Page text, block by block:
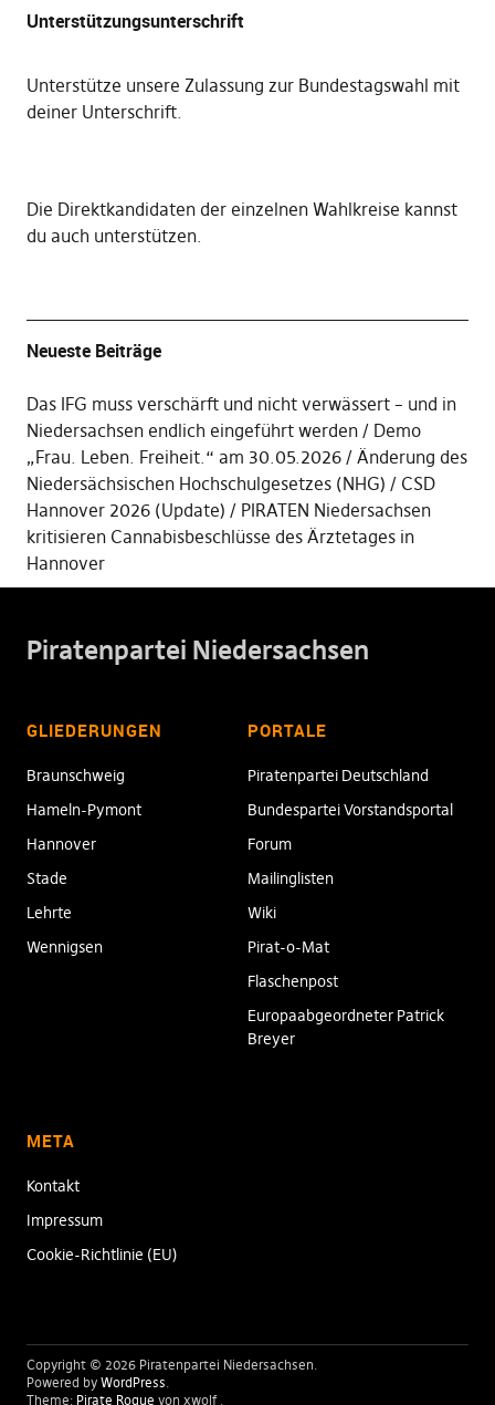
Unterstützungsunterschrift
Unterstütze unsere Zulassung zur Bundestagswahl mit
deiner Unterschrift.
Die Direktkandidaten der einzelnen Wahlkreise kannst
du auch unterstützen.
Neueste Beiträge
Das IFG muss verschärft und nicht verwässert – und in
Niedersachsen endlich eingeführt werden
Demo
„Frau. Leben. Freiheit.“ am 30.05.2026
Änderung des
Niedersächsischen Hochschulgesetzes (NHG)
CSD
Hannover 2026 (Update)
PIRATEN Niedersachsen
kritisieren Cannabisbeschlüsse des Ärztetages in
Hannover
Piratenpartei Niedersachsen
GLIEDERUNGEN
Braunschweig
Hameln-Pymont
Hannover
Stade
Lehrte
Wennigsen
PORTALE
Piratenpartei Deutschland
Bundespartei Vorstandsportal
Forum
Mailinglisten
Wiki
Pirat-o-Mat
Flaschenpost
Europaabgeordneter Patrick
Breyer
META
Kontakt
Impressum
Cookie-Richtlinie (EU)
Copyright © 2026 Piratenpartei Niedersachsen
Powered by WordPress
Theme: Pirate Rogue von xwolf